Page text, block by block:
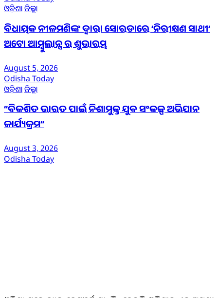
ଓଡ଼ିଶାଜିଲ୍ଲା
ବିଧାୟକ ନୀଳମଣିଙ୍କ ଦ୍ବାରା ସୋରଡାରେ ‘ନିରୀକ୍ଷଣ ସାଥୀ’
ଅଟୋ ଆମ୍ବୁଲାନ୍ସ ର ଶୁଭାରମ୍ଭ
August 5, 2026
Odisha Today
ଓଡ଼ିଶାଜିଲ୍ଲା
“ବିକଶିତ ଭାରତ ପାଇଁ ନିଶାମୁକ୍ତ ଯୁବ ସଂକଳ୍ପ ଅଭିଯାନ
କାର୍ଯ୍ୟକ୍ରମ”
August 3, 2026
Odisha Today